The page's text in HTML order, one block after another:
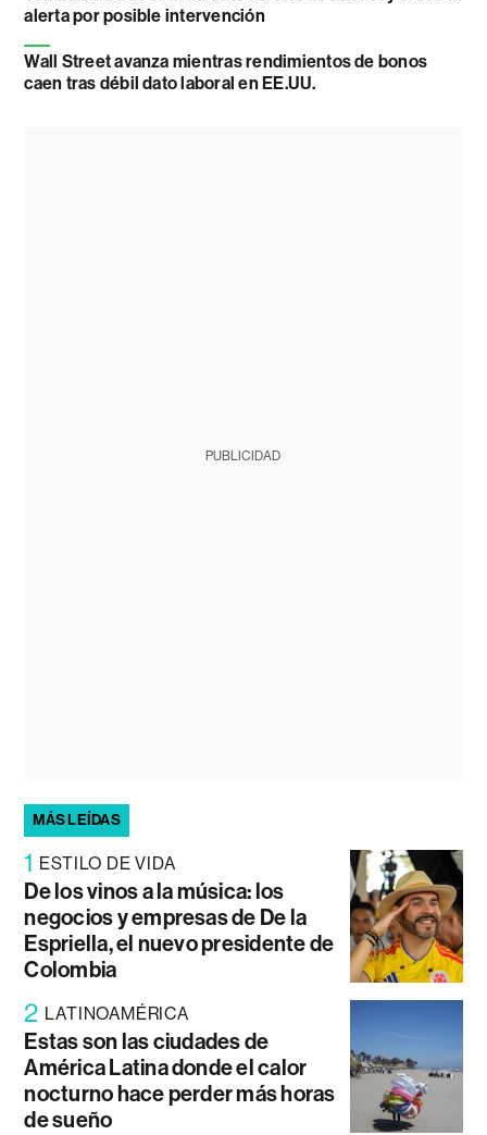
alerta por posible intervención
Wall Street avanza mientras rendimientos de bonos
caen tras débil dato laboral en EE.UU.
PUBLICIDAD
MÁS LEÍDAS
1 ESTILO DE VIDA
De los vinos a la música: los
negocios y empresas de De la
Espriella, el nuevo presidente de
Colombia
2 LATINOAMÉRICA
Estas son las ciudades de
América Latina donde el calor
nocturno hace perder más horas
de sueño